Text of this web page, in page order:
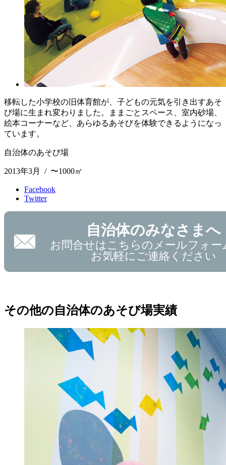
移転した小学校の旧体育館が、子どもの元気を引き出すあそ
び場に生まれ変わりました。ままごとスペース、室内砂場、
絵本コーナーなど、あらゆるあそびを体験できるようになっ
ています。
自治体のあそび場
2013年3月 / 〜1000㎡
Facebook
Twitter
自治体のみなさまへ
お問合せはこちらのメールフォー
お気軽にご連絡ください
その他の自治体のあそび場実績